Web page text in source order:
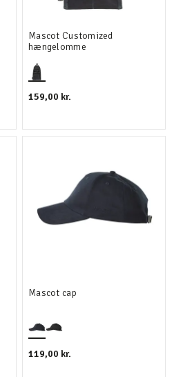
Mascot Customized
hængelomme
159,00 kr.
Mascot cap
119,00 kr.